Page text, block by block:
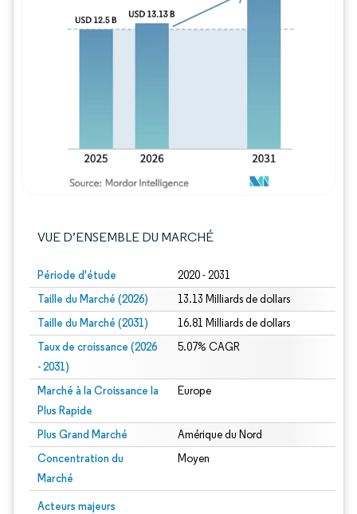
VUE D’ENSEMBLE DU MARCHÉ
Période d'étude 2020 - 2031
Taille du Marché (2026) 13.13 Milliards de dollars
Taille du Marché (2031) 16.81 Milliards de dollars
Taux de croissance (2026
- 2031)
5.07% CAGR
Marché à la Croissance la
Plus Rapide
Europe
Plus Grand Marché Amérique du Nord
Concentration du
Marché
Moyen
Acteurs majeurs
Image © Mordor Intelligence. La réutilisation nécessite une attribution sous CC